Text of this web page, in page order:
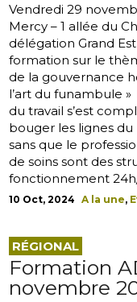
Vendredi 29
Mercy – 1 allée du
délégation Grand
formation sur le
de la gouvernance
l’art du funambule
du travail s’est
bouger les lignes
sans que le
de soins sont des
fonctionnement 24h/
10 Oct, 2024 A la une,
RÉGIONAL
Formation
novembre